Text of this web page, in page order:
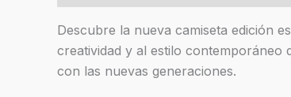
Descubre la nueva camiseta edición
creatividad y al estilo contemporáneo
con las nuevas generaciones.